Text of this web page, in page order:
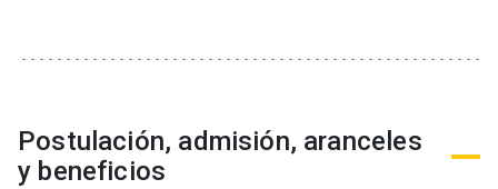
Postulación, admisión, aranceles
y beneficios